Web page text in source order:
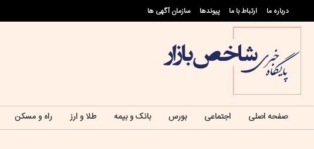
درباره ما ارتباط با ما پيوندها سازمان آگهی ها
صفحه اصلی اجتماعی بورس بانک و بیمه طلا و ارز راه و مسکن